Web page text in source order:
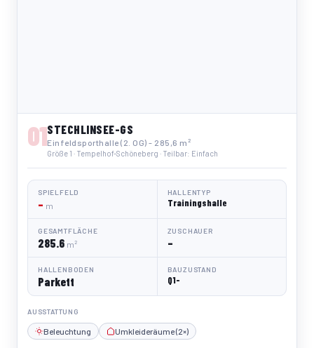
01STECHLINSEE-GS
Einfeldsporthalle (2. OG) - 285,6 m²
Größe 1 · Tempelhof-Schöneberg · Teilbar: Einfach
SPIELFELD
– m
HALLENTYP
Trainingshalle
GESAMTFLÄCHE
285.6 m²
ZUSCHAUER
–
HALLENBODEN
Parkett
BAUZUSTAND
Q1-
AUSSTATTUNG
Beleuchtung Umkleideräume (2×)